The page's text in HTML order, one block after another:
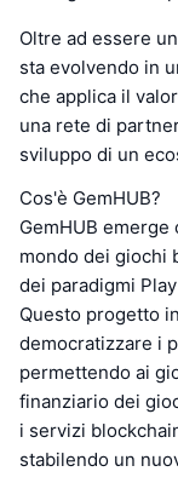
Oltre ad essere
sta evolvendo in
che applica il
una rete di
sviluppo di un
Cos'è GemHUB?
GemHUB
mondo dei giochi
dei paradigmi
Questo progetto
democratizzare i
permettendo ai
finanziario dei
i servizi
stabilendo un